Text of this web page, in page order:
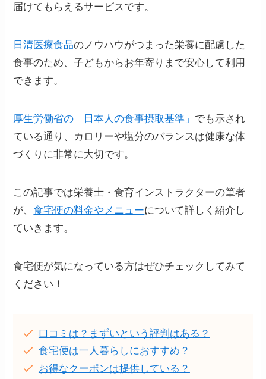
届けてもらえるサービスです。
日清医療食品のノウハウがつまった栄養に配慮した
食事のため、子どもからお年寄りまで安心して利用
できます。
厚生労働省の「日本人の食事摂取基準」 でも示され
ている通り、カロリーや塩分のバランスは健康な体
づくりに非常に大切です。
この記事では栄養士・食育インストラクターの筆者
が、食宅便の料金やメニューについて詳しく紹介し
ていきます。
食宅便が気になっている方はぜひチェックしてみて
ください！
口コミは？まずいという評判はある？
食宅便は一人暮らしにおすすめ？
お得なクーポンは提供している？